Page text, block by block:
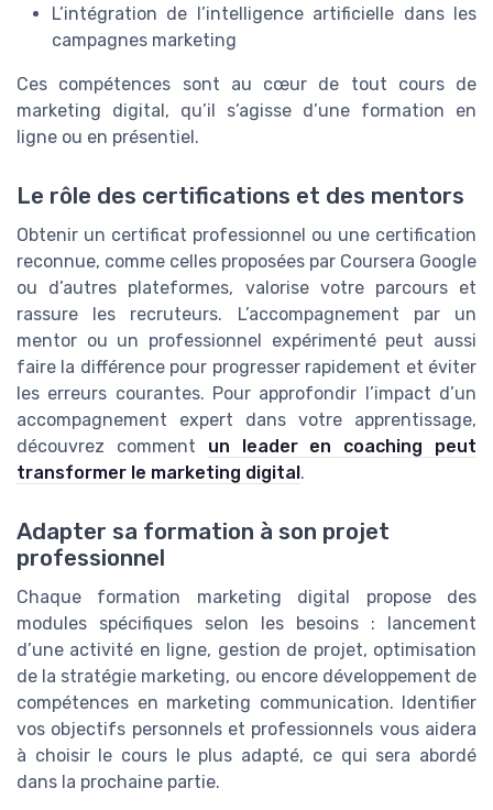
L’intégration de l’intelligence artificielle dans les
campagnes marketing
Ces compétences sont au cœur de tout cours de
marketing digital, qu’il s’agisse d’une formation en
ligne ou en présentiel.
Le rôle des certifications et des mentors
Obtenir un certificat professionnel ou une certification
reconnue, comme celles proposées par Coursera Google
ou d’autres plateformes, valorise votre parcours et
rassure les recruteurs. L’accompagnement par un
mentor ou un professionnel expérimenté peut aussi
faire la différence pour progresser rapidement et éviter
les erreurs courantes. Pour approfondir l’impact d’un
accompagnement expert dans votre apprentissage,
découvrez comment un leader en coaching peut
transformer le marketing digital .
Adapter sa formation à son projet
professionnel
Chaque formation marketing digital propose des
modules spécifiques selon les besoins : lancement
d’une activité en ligne, gestion de projet, optimisation
de la stratégie marketing, ou encore développement de
compétences en marketing communication. Identifier
vos objectifs personnels et professionnels vous aidera
à choisir le cours le plus adapté, ce qui sera abordé
dans la prochaine partie.